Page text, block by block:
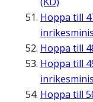
Hoppa till
Hoppa till
Hoppa till
Hoppa till